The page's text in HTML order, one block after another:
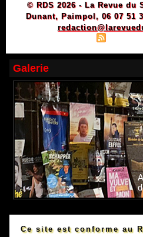
© RDS 2026 - La Revue du
Dunant, Paimpol, 06 07 51
Galerie
Ce site est conforme au